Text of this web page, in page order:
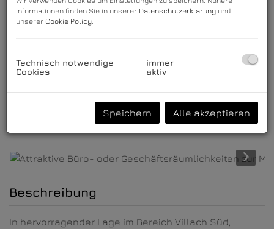
Beschreibung
In hervorragender Lage im Bereich Villach Süd,
Informationen finden Sie in unserer Datenschutzerklärung und
unserer Cookie Policy
Technisch notwendige
Cookies
immer
aktiv
Speichern Alle akzeptieren